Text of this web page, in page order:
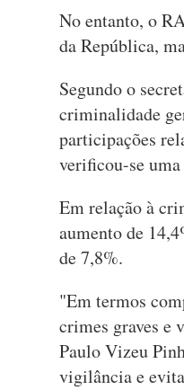
No entanto, o
da República,
Segundo o
criminalidade
participações
verificou-se
Em relação à
aumento de
de 7,8%.
"Em termos
crimes graves e
Paulo Vizeu
vigilância e